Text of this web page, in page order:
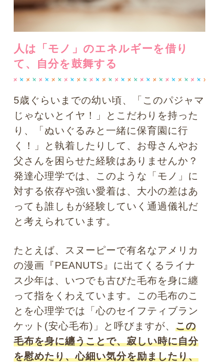
父さんを困らせた経験はありませんか？
対する依存や強い愛着は、大小の差はあ
っても誰しもが経験していく通過儀礼だ
と考えられています。
の漫画『PEANUTS』に出てくるライナ
ス少年は、いつでも古びた毛布を身に纏
って指をくわえています。この毛布のこ
とを心理学では「心のセイフティブラン
ケット(安心毛布)」と呼びますが、 この
毛布を身に纏うことで、寂しい時に自分
を慰めたり、心細い気分を励ましたり、
不安を紛らわせたりしながら日々頑張っ
ているわけです。
しかも最近の研究では、セイフティブラ
ンケットは幼児までの専売特許ではない
こともわかってきています。人は大人に
なってもなお、何らかの形で「モノ」に
を借りて自分を鼓舞する。これは一生続
く行動なのだと考えられています。さ
て、今のあなたのセイフティブランケッ
トは何でしょうか？ アクセサリー？ 洋
なモノによって心を支えることは、自分
で自分の心をコントロールしようとする
上で健全だといえます。